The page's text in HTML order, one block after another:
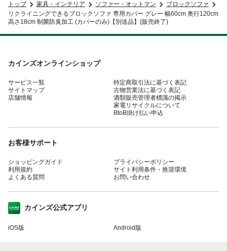
トップ 家具・インテリア ソファー・オットマン
ブロックソファ
リクライニングできるブロックソファ 専用カバー グレー 幅60cm 奥行120cm
高さ18cm 制菌防臭加工 (カバーのみ)【別送品】(販売終了)
カインズオンラインショップ
サービス一覧
サイトマップ
店舗情報
特定商取引法に基づく表記
古物営業法に基づく表記
酒類販売管理者標識の掲示
家電リサイクルについて
BtoB掛け払い申込
お客様サポート
ショッピングガイド
利用規約
よくある質問
プライバシーポリシー
サイト利用条件・推奨環境
お問い合わせ
カインズ公式アプリ
iOS版 Android版